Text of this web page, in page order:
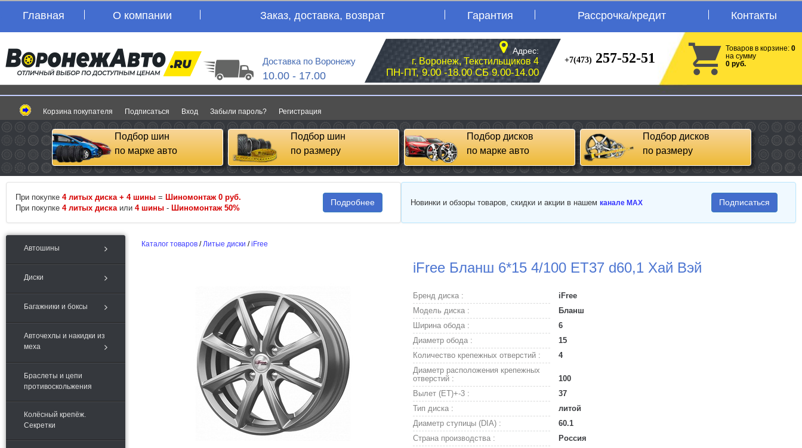
Главная О компании Заказ, доставка, возврат Гарантия Рассрочка/кредит Контакты
Доставка по Воронежу
10.00 - 17.00
Адрес:
г. Воронеж, Текстильщиков 4
ПН-ПТ, 9.00 -18.00 СБ 9.00-14.00
+7(473) 257-52-51
Товаров в корзине: 0
на сумму
0 руб.
Корзина покупателя Подписаться Вход Забыли пароль? Регистрация
Подбор шин
по марке авто
Подбор шин
по размеру
Подбор дисков
по марке авто
Подбор дисков
по размеру
При покупке 4 литых диска + 4 шины = Шиномонтаж 0 руб.
При покупке 4 литых диска или 4 шины - Шиномонтаж 50%
Подробнее Новинки и обзоры товаров, скидки и акции в нашем канале MAX Подписаться
Автошины
Диски
Багажники и боксы
Авточехлы и накидки из
меха
Браслеты и цепи
противоскольжения
Колёсный крепёж.
Секретки
Каталог товаров /Литые диски /iFree
iFree Бланш 6*15 4/100 ET37 d60,1 Хай Вэй
Бренд диска :
iFree
Модель диска :
Бланш
Ширина обода :
6
Диаметр обода :
15
Количество крепежных отверстий :
4
Диаметр расположения крепежных
отверстий :
100
Вылет (ET)+-3 :
37
Тип диска :
литой
Диаметр ступицы (DIA) :
60.1
Страна производства :
Россия